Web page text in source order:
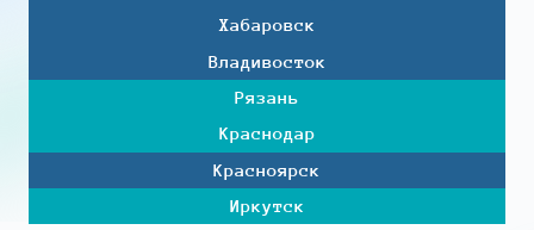
Хабаровск
Владивосток
Рязань
Краснодар
Красноярск
Иркутск